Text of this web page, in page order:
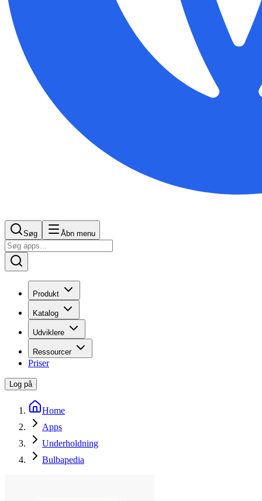
Søg Åbn menu
Produkt
Katalog
Udviklere
Ressourcer
Priser
Log på
Home
Apps
Underholdning
Bulbapedia